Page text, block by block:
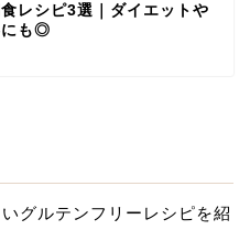
レシピ3選｜ダイエットや
にも◎
グルテンフリーレシピを紹